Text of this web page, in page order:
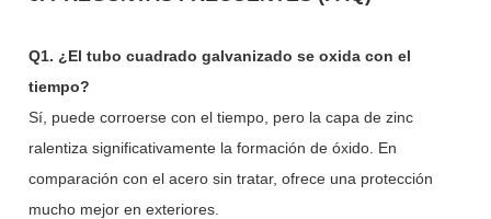
Q1. ¿El tubo cuadrado galvanizado se oxida con el
tiempo?
Sí, puede corroerse con el tiempo, pero la capa de zinc
ralentiza significativamente la formación de óxido. En
comparación con el acero sin tratar, ofrece una protección
mucho mejor en exteriores.